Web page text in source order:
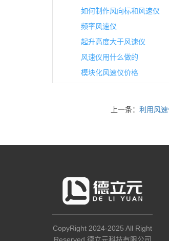
如何制作风向标和风速仪
频率风速仪
起升高度大于风速仪
风速仪用什么做的
模块化风速仪价格
上一条： 利用风
CopyRight 2024-2025 All Right